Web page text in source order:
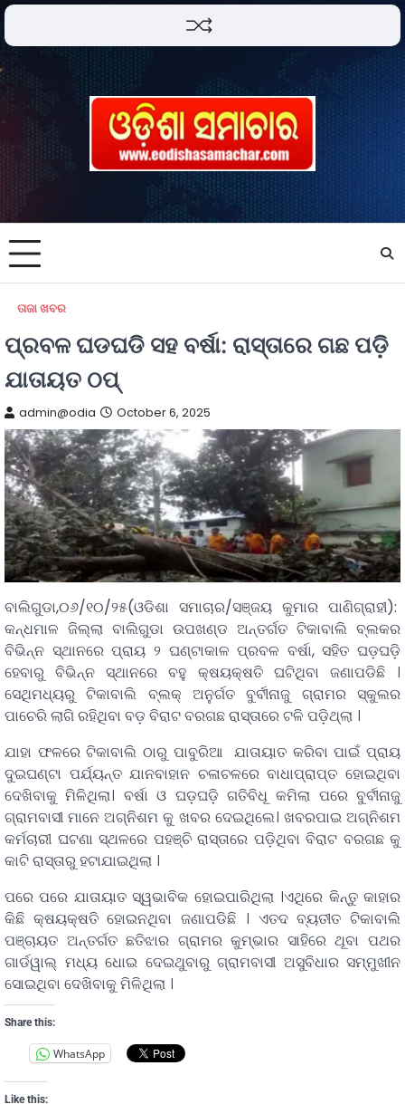
ତାଜା ଖବର
ପ୍ରବଳ ଘଡଘଡି ସହ ବର୍ଷା: ରାସ୍ତାରେ ଗଛ ପଡ଼ି
ଯାତାୟତ ଠପ୍
admin@odia October 6, 2025
ବାଲିଗୁଡା,୦୬/୧୦/୨୫(ଓଡିଶା ସମାଚାର/ସଞ୍ଜୟ କୁମାର ପାଣିଗ୍ରାହୀ):
କନ୍ଧମାଳ ଜିଲ୍ଲା ବାଲିଗୁଡା ଉପଖଣ୍ଡ ଅନ୍ତର୍ଗତ ଟିକାବାଲି ବ୍ଲକର
ବିଭିନ୍ନ ସ୍ଥାନରେ ପ୍ରାୟ ୨ ଘଣ୍ଟାକାଳ ପ୍ରବଳ ବର୍ଷା, ସହିତ ଘଡ଼ଘଡ଼ି
ହେବାରୁ ବିଭିନ୍ନ ସ୍ଥାନରେ ବହୁ କ୍ଷୟକ୍ଷତି ଘଟିଥିବା ଜଣାପଡିଛି ।
ସେଥିମଧ୍ୟରୁ ଟିକାବାଲି ବ୍ଲକ୍ ଅନୁର୍ଗତ ବୁର୍ବୀନାଜୁ ଗ୍ରାମର ସ୍କୁଲର
ପାଚେରି ଲାଗି ରହି‌ଥିବା ବଡ଼ ବିରାଟ ବରଗଛ ରାସ୍ତାରେ ଟଳି ପଡ଼ିଥ୍‌ଲା ।
ଯାହା ଫଳରେ ଟିକାବାଲି ଠାରୁ ପାବୁରିଆ ଯାତାୟାତ କରିବା ପାଇଁ ପ୍ରାୟ
ଦୁଇଘଣ୍ଟା ପର୍ଯ୍ୟନ୍ତ ଯାନବାହାନ ଚଳାଚଳରେ ବାଧାପ୍ରାପ୍ତ ହୋଇ‌ଥିବା
ଦେଖିବାକୁ ମିଳିଥିଲା। ବର୍ଷା ଓ ଘଡ଼ଘଡ଼ି ଗତିବିଧୂ କମିଲା ପରେ ବୁର୍ବୀନାଜୁ
ଗ୍ରାମବାସୀ ମାନେ ଅଗ୍ନିଶମ କୁ ଖବର ଦେଇଥିଲେ। ଖବରପାଇ ଅଗ୍ନିଶମ
କର୍ମଚାରୀ ଘଟଣା ସ୍ଥଳରେ ପହଞ୍ଚି ରାସ୍ତାରେ ପଡ଼ିଥିବା ବିରାଟ ବରଗଛ କୁ
କାଟି ରାସ୍ତାରୁ ହଟାଯାଇଥିଲା ।
ପରେ ପରେ ଯାତାୟାତ ସ୍ୱଭାବିକ ହୋଇପାରିଥିଲା ।ଏଥିରେ କିନ୍ତୁ କାହାର
କିଛି କ୍ଷୟକ୍ଷତି ହୋଇନଥିବା ଜଣାପଡିଛି । ଏତଦ ବ୍ୟତୀତ ଟିକାବାଲି
ପଞ୍ଚାୟତ ଅନ୍ତର୍ଗତ ଛତିଝାର ଗ୍ରାମର କୁମ୍ଭାର ସାହିରେ ଥୂବା ପଥର
ଗାର୍ଡୱାଲ୍ ମଧ୍ୟ ଧୋଇ ଦେଇଥୁବାରୁ ଗ୍ରାମବାସୀ ଅସୁବିଧାର ସମ୍ମୁଖୀନ
ସୋଇଥିବା ଦେଖିବାକୁ ମିଳିଥିଲା ।
Share this:
WhatsApp
Like this: